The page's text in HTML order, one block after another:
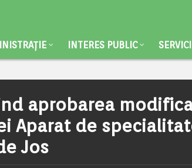
INTERES PUBLIC
aprobarea
Aparat de
Jos